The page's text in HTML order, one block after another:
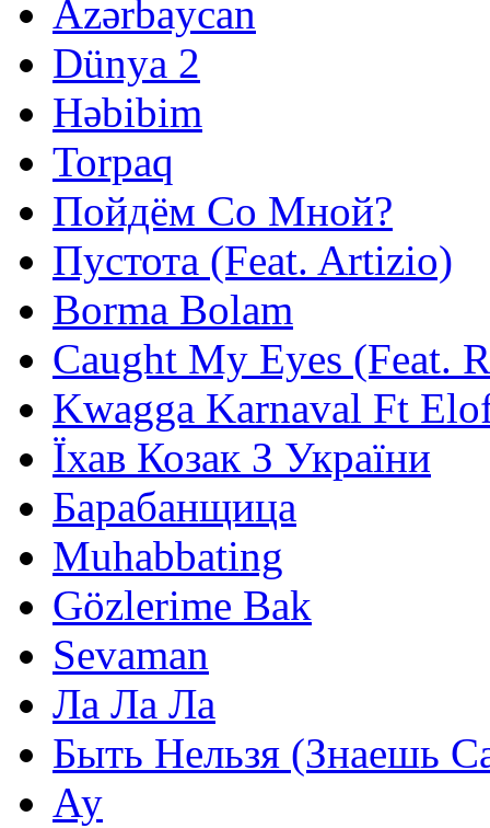
Azərbaycan
Dünya 2
Həbibim
Torpaq
Пойдём Со Мной?
Пустота (Feat. Artizio)
Borma Bolam
Caught My Eyes (Feat.
Kwagga Karnaval Ft
Їхав Козак З України
Барабанщица
Muhabbating
Gözlerime Bak
Sevaman
Ла Ла Ла
Быть Нельзя (Знаешь
Ау